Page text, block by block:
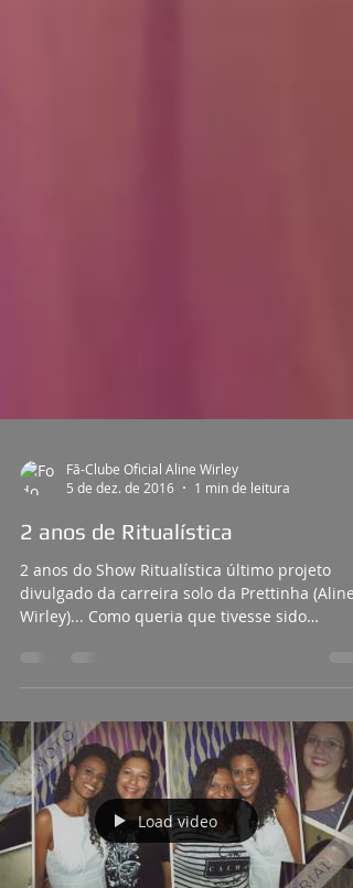
Fã-Clube Oficial Aline Wirley
5 de dez. de 2016
1 min de leitura
2 anos de Ritualística
2 anos do Show Ritualística último projeto
lançado...
Load video